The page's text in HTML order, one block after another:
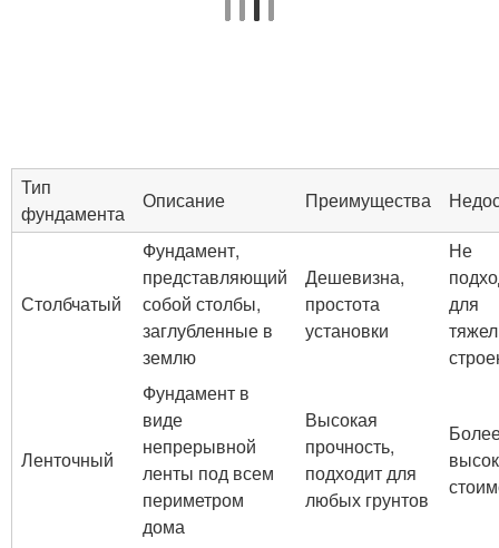
Тип
фундамента
Описание Преимущества
Столбчатый
Фундамент,
представляющий
собой столбы,
заглубленные в
землю
Дешевизна,
простота
установки
Не
для
Ленточный
Фундамент в
виде
непрерывной
ленты под всем
периметром
дома
Высокая
прочность,
подходит для
любых грунтов